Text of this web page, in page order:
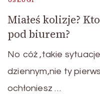
Miałeś kolizje?
pod biurem?
No cóż ,takie
dziennym,nie ty
ochłoniesz …